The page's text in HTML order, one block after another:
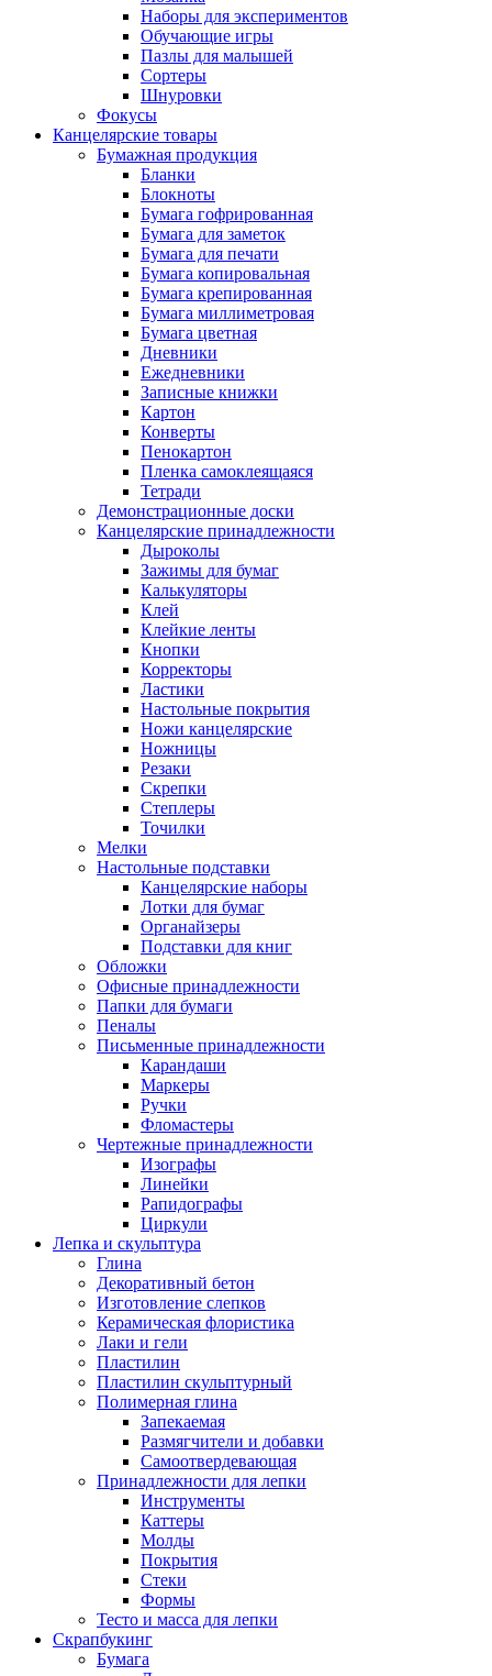
Наборы для экспериментов
Обучающие игры
Пазлы для малышей
Сортеры
Шнуровки
Фокусы
Канцелярские товары
Бумажная продукция
Бланки
Блокноты
Бумага гофрированная
Бумага для заметок
Бумага для печати
Бумага копировальная
Бумага крепированная
Бумага миллиметровая
Бумага цветная
Дневники
Ежедневники
Записные книжки
Картон
Конверты
Пенокартон
Пленка самоклеящаяся
Тетради
Демонстрационные доски
Канцелярские принадлежности
Дыроколы
Зажимы для бумаг
Калькуляторы
Клей
Клейкие ленты
Кнопки
Корректоры
Ластики
Настольные покрытия
Ножи канцелярские
Ножницы
Резаки
Скрепки
Степлеры
Точилки
Мелки
Настольные подставки
Канцелярские наборы
Лотки для бумаг
Органайзеры
Подставки для книг
Обложки
Офисные принадлежности
Папки для бумаги
Пеналы
Письменные принадлежности
Карандаши
Маркеры
Ручки
Фломастеры
Чертежные принадлежности
Изографы
Линейки
Рапидографы
Циркули
Лепка и скульптура
Глина
Декоративный бетон
Изготовление слепков
Керамическая флористика
Лаки и гели
Пластилин
Пластилин скульптурный
Полимерная глина
Запекаемая
Размягчители и добавки
Самоотвердевающая
Принадлежности для лепки
Инструменты
Каттеры
Молды
Покрытия
Стеки
Формы
Тесто и масса для лепки
Скрапбукинг
Бумага